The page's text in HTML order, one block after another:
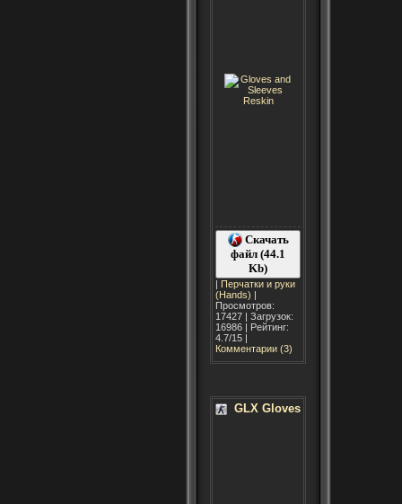
Скачать
файл (44.1
Kb)
| Перчатки и руки
(Hands) |
Просмотров:
17427 | Загрузок:
16986 | Рейтинг:
4.7/15 |
Комментарии (3)
GLX Gloves